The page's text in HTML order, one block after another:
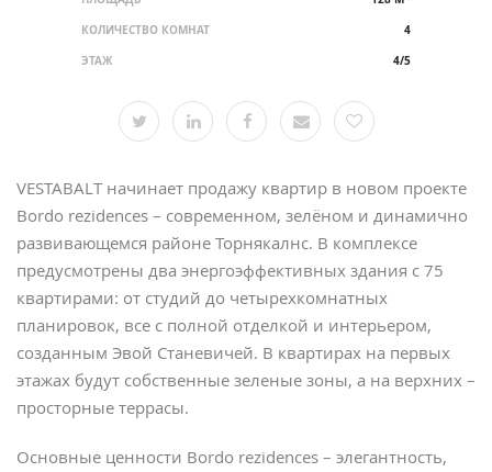
КОЛИЧЕСТВО КОМНАТ
4
ЭТАЖ
4/5
VESTABALT начинает продажу квартир в новом проекте
Bordo rezidences – современном, зелёном и динамично
развивающемся районе Торнякалнс. В комплексе
предусмотрены два энергоэффективных здания с 75
квартирами: от студий до четырехкомнатных
планировок, все с полной отделкой и интерьером,
созданным Эвой Станевичей. В квартирах на первых
этажах будут собственные зеленые зоны, а на верхних –
просторные террасы.
Основные ценности Bordo rezidences – элегантность,